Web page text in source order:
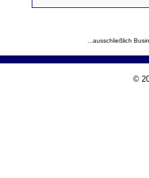
...ausschließlich
©